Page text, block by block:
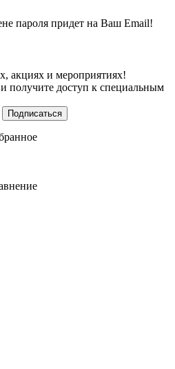
пароля придет на Ваш Email!
акциях и мероприятиях!
получите доступ к специальным
Подписаться